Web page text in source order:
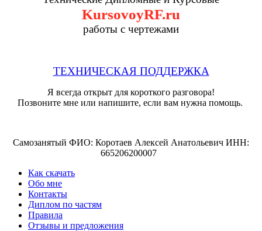
KursovoyRF.ru
работы с чертежами
ТЕХНИЧЕСКАЯ ПОДДЕРЖКА
Я всегда открыт для короткого разговора!
Позвоните мне или напишите, если вам нужна помощь.
Самозанятый ФИО: Коротаев Алексей Анатольевич ИНН:
665206200007
Как скачать
Обо мне
Контакты
Диплом по частям
Правила
Отзывы и предложения